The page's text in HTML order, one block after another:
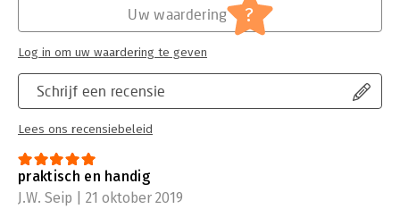
Schrijf een recensie
Lees ons recensiebeleid
Uw waardering ?
Log in om uw waardering te geven
praktisch en handig
J.W. Seip | 21 oktober 2019